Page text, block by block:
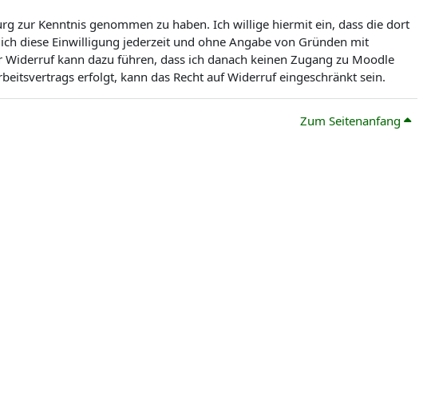
zur Kenntnis genommen zu haben. Ich willige hiermit ein, dass die dort
diese Einwilligung jederzeit und ohne Angabe von Gründen mit
kann dazu führen, dass ich danach keinen Zugang zu Moodle
erfolgt, kann das Recht auf Widerruf eingeschränkt sein.
Zum Seitenanfang